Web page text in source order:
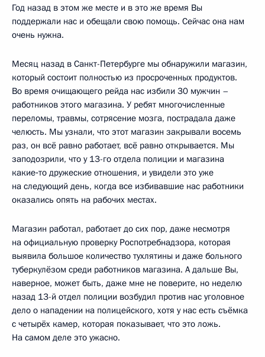
Год назад в этом же месте и в это же время Вы
поддержали нас и обещали свою помощь. Сейчас она нам
очень нужна.
Месяц назад в Санкт-Петербурге мы обнаружили магазин,
который состоит полностью из просроченных продуктов.
Во время очищающего рейда нас избили 30 мужчин –
работников этого магазина. У ребят многочисленные
переломы, травмы, сотрясение мозга, пострадала даже
челюсть. Мы узнали, что этот магазин закрывали восемь
раз, он всё равно работает, всё равно открывается. Мы
заподозрили, что у 13-го отдела полиции и магазина
какие‑то дружеские отношения, и увидели это уже
на следующий день, когда все избивавшие нас работники
оказались опять на рабочих местах.
Магазин работал, работает до сих пор, даже несмотря
на официальную проверку Роспотребнадзора, которая
выявила большое количество тухлятины и даже больного
туберкулёзом среди работников магазина. А дальше Вы,
наверное, может быть, даже мне не поверите, но неделю
назад 13-й отдел полиции возбудил против нас уголовное
дело о нападении на полицейского, хотя у нас есть съёмка
с четырёх камер, которая показывает, что это ложь.
На самом деле это ужасно.